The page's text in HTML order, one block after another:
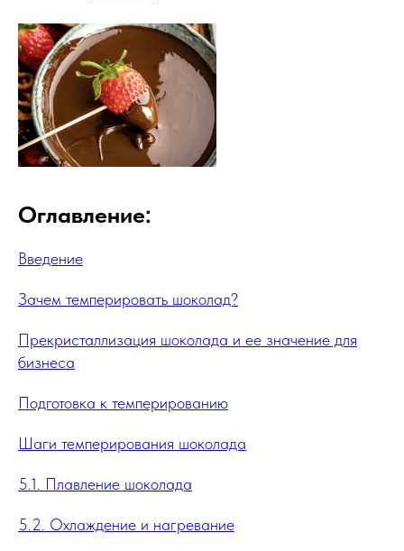
Оглавление:
Введение
Зачем темперировать шоколад?
Прекристаллизация шоколада и ее значение для
бизнеса
Подготовка к темперированию
Шаги темперирования шоколада
5.1. Плавление шоколада
5.2. Охлаждение и нагревание